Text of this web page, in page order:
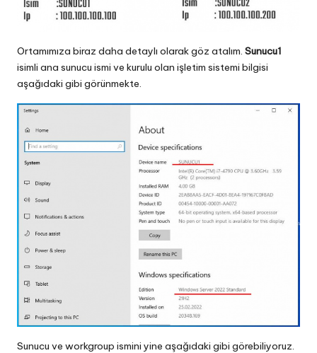
Ortamımıza biraz daha detaylı olarak göz atalım. Sunucu1
isimli ana sunucu ismi ve kurulu olan işletim sistemi bilgisi
aşağıdaki gibi görünmekte.
Sunucu ve workgroup ismini yine aşağıdaki gibi görebiliyoruz.